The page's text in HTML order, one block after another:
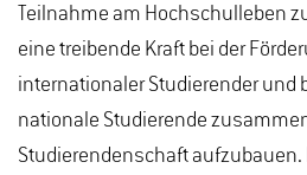
Teilnahme am Hochschulleben
eine treibende Kraft bei der
internationaler Studierender und
nationale Studierende
Studierendenschaft